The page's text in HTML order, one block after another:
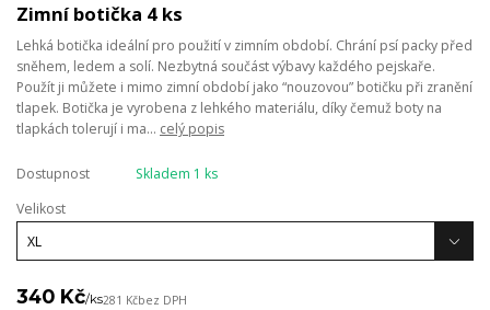
Zimní botička 4 ks
Lehká botička ideální pro použití v zimním období. Chrání psí packy před
sněhem, ledem a solí. Nezbytná součást výbavy každého pejskaře.
Použít ji můžete i mimo zimní období jako “nouzovou” botičku při zranění
tlapek. Botička je vyrobena z lehkého materiálu, díky čemuž boty na
tlapkách tolerují i ma... celý popis
Dostupnost
Skladem 1 ks
Velikost
340 Kč/ks281 Kčbez DPH